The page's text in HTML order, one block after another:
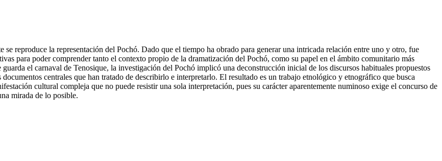
se reproduce la representación del Pochó. Dado que el tiempo ha obrado para generar una intricada relación entre uno y otro, fue
para poder comprender tanto el contexto propio de la dramatización del Pochó, como su papel en el ámbito comunitario más
el carnaval de Tenosique, la investigación del Pochó implicó una deconstrucción inicial de los discursos habituales propuestos
centrales que han tratado de describirlo e interpretarlo. El resultado es un trabajo etnológico y etnográfico que busca
cultural compleja que no puede resistir una sola interpretación, pues su carácter aparentemente numinoso exige el concurso de
mirada de lo posible.